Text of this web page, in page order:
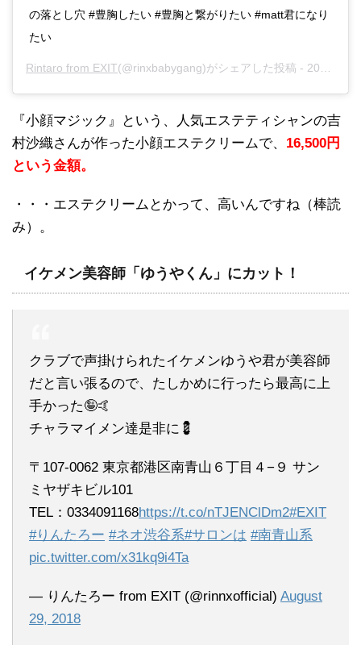
の落とし穴 #豊胸したい #豊胸と繋がりたい #matt君になり
たい
Rintaro from EXIT(@rinxbabygang)がシェアした投稿 - 2019年11月月21日午後8時05分PST
『小顔マジック』という、人気エステティシャンの吉
村沙織さんが作った小顔エステクリームで、 16,500円
という金額。
・・・エステクリームとかって、高いんですね（棒読
み）。
イケメン美容師「ゆうやくん」にカット！
クラブで声掛けられたイケメンゆうや君が美容師
だと言い張るので、たしかめに行ったら最高に上
手かった🤪🤙
チャラマイメン達是非に💈
〒107-0062 東京都港区南青山６丁目４−９ サン
ミヤザキビル101
TEL：0334091168https://t.co/nTJENClDm2#EXIT
#りんたろー #ネオ渋谷系#サロンは #南青山系
pic.twitter.com/x31kq9i4Ta
— りんたろー from EXIT (@rinnxofficial) August
29, 2018